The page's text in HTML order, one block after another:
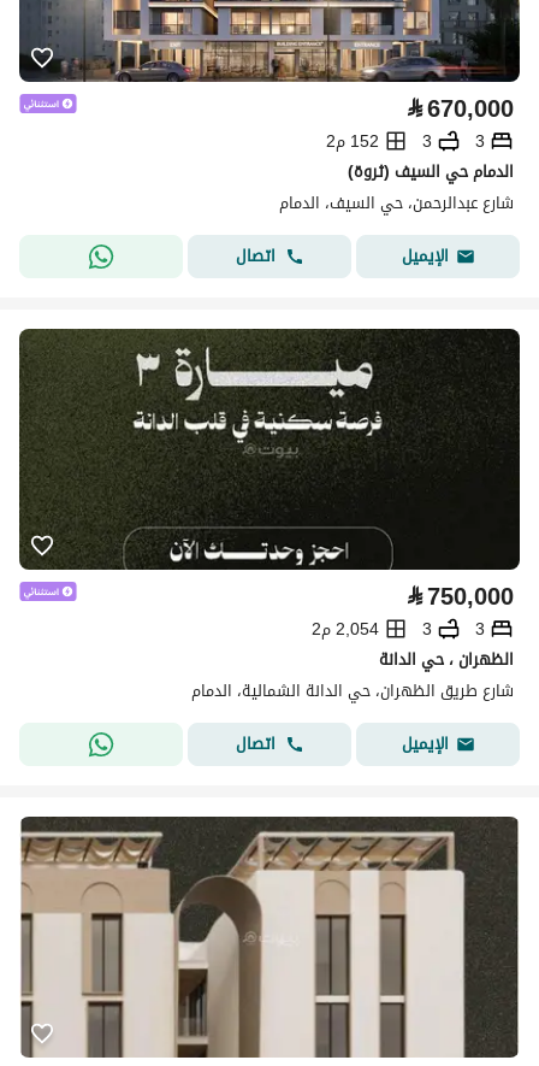
⃁670,000
3
3
152 م2
الدمام حي السيف (ثروة)
شارع عبدالرحمن، حي السيف، الدمام
الإيميل
اتصال
⃁750,000
3
3
2,054 م2
الظهران ، حي الدانة
شارع طريق الظهران، حي الدانة الشمالية، الدمام
الإيميل
اتصال